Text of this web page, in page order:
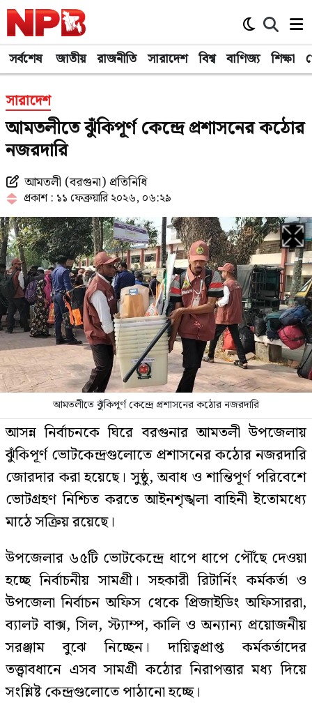
সর্বশেষ জাতীয় রাজনীতি সারাদেশ বিশ্ব বাণিজ্য শিক্ষা
সারাদেশ
আমতলীতে ঝুঁকিপূর্ণ কেন্দ্রে প্রশাসনের কঠোর
নজরদারি
আমতলী (বরগুনা) প্রতিনিধি
প্রকাশ : ১১ ফেব্রুয়ারি ২০২৬, ০৬:২৯
আমতলীতে ঝুঁকিপূর্ণ কেন্দ্রে প্রশাসনের কঠোর নজরদারি
আসন্ন নির্বাচনকে ঘিরে বরগুনার আমতলী উপজেলায়
ঝুঁকিপূর্ণ ভোটকেন্দ্রগুলোতে প্রশাসনের কঠোর নজরদারি
জোরদার করা হয়েছে। সুষ্ঠু, অবাধ ও শান্তিপূর্ণ পরিবেশে
ভোটগ্রহণ নিশ্চিত করতে আইনশৃঙ্খলা বাহিনী ইতোমধ্যে
মাঠে সক্রিয় রয়েছে।
উপজেলার ৬৫টি ভোটকেন্দ্রে ধাপে ধাপে পৌঁছে দেওয়া
হচ্ছে নির্বাচনীয় সামগ্রী। সহকারী রিটার্নিং কর্মকর্তা ও
উপজেলা নির্বাচন অফিস থেকে প্রিজাইডিং অফিসাররা,
ব্যালট বাক্স, সিল, স্ট্যাম্প, কালি ও অন্যান্য প্রয়োজনীয়
সরঞ্জাম বুঝে নিচ্ছেন। দায়িত্বপ্রাপ্ত কর্মকর্তাদের
তত্ত্বাবধানে এসব সামগ্রী কঠোর নিরাপত্তার মধ্য দিয়ে
সংশ্লিষ্ট কেন্দ্রগুলোতে পাঠানো হচ্ছে।